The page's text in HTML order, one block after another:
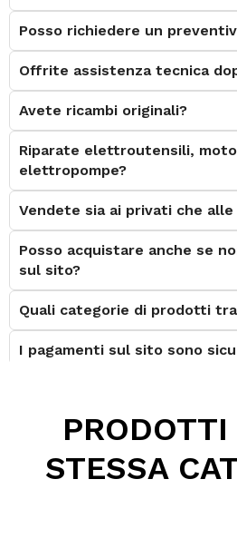
Posso richiedere un
Offrite assistenza tecnica
Avete ricambi originali?
Riparate elettroutensili,
elettropompe?
Vendete sia ai privati che alle
Posso acquistare anche se
sul sito?
Quali categorie di prodotti
I pagamenti sul sito sono
Posso contattarvi prima
Perché scegliere
STESSA